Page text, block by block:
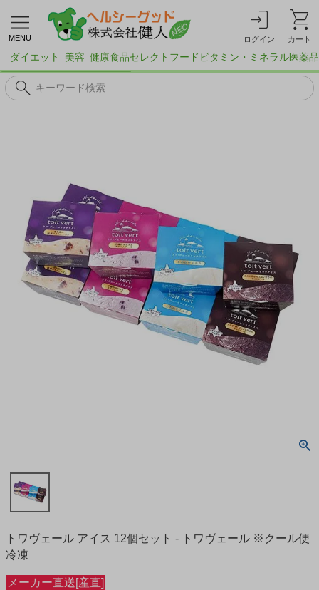
MENU ログイン カート
ダイエット 美容 健康食品セレクトフード ビタミン・ミネラル医薬品
トワヴェール アイス 12個セット - トワヴェール ※クール便
冷凍
メーカー直送[産直]